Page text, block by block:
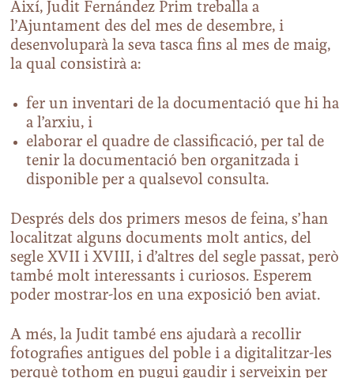
Així, Judit Fernández Prim treballa a
l’Ajuntament des del mes de desembre, i
desenvoluparà la seva tasca fins al mes de maig,
la qual consistirà a:
fer un inventari de la documentació que hi ha
a l’arxiu, i
elaborar el quadre de classificació, per tal de
tenir la documentació ben organitzada i
disponible per a qualsevol consulta.
Després dels dos primers mesos de feina, s’han
localitzat alguns documents molt antics, del
segle XVII i XVIII, i d’altres del segle passat, però
també molt interessants i curiosos. Esperem
poder mostrar-los en una exposició ben aviat.
A més, la Judit també ens ajudarà a recollir
fotografies antigues del poble i a digitalitzar-les
perquè tothom en pugui gaudir i serveixin per